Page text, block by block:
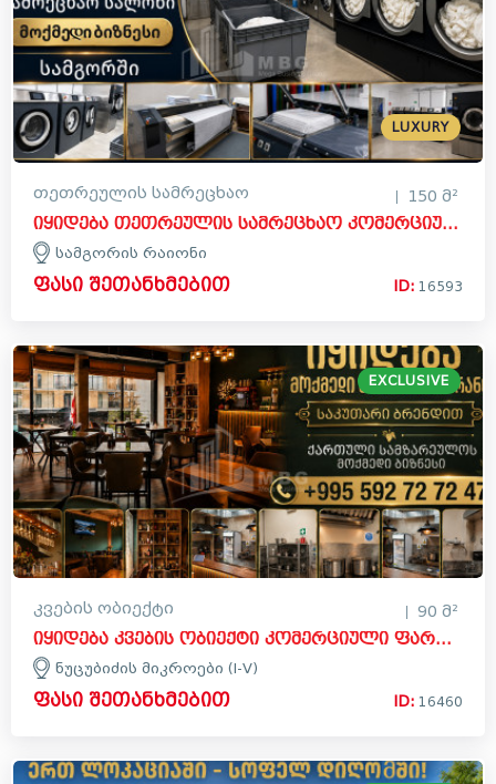
LUXURY
თეთრეულის სამრეცხაო 150 მ²
იყიდება თეთრეულის სამრეცხაო კომერციული ფართი სამგორის რაიონში
სამგორის რაიონი
ფასი შეთანხმებით ID: 16593
EXCLUSIVE
კვების ობიექტი 90 მ²
იყიდება კვების ობიექტი კომერციული ფართი ნუცუბიძის მიკროები (I V)ში, ვაკის რაიონი
ნუცუბიძის მიკროები (I-V)
ფასი შეთანხმებით ID: 16460